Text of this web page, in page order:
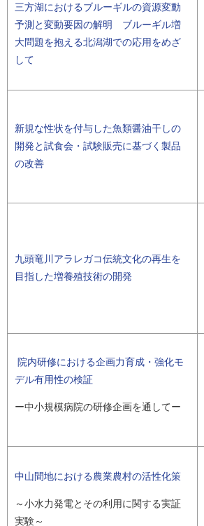
三方湖におけるブルーギルの資源変動
予測と変動要因の解明 ブルーギル増
大問題を抱える北潟湖での応用をめざ
して
新規な性状を付与した魚類醤油干しの
開発と試食会・試験販売に基づく製品
の改善
九頭竜川アラレガコ伝統文化の再生を
目指した増養殖技術の開発
院内研修における企画力育成・強化モ
デル有用性の検証
ー中小規模病院の研修企画を通してー
中山間地における農業農村の活性化策
～小水力発電とその利用に関する実証
実験～